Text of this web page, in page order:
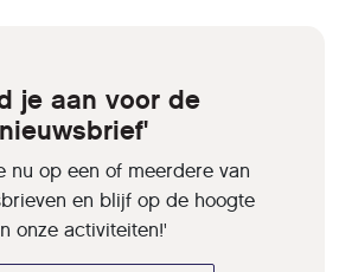
je aan voor de
nieuwsbrief'
nu op een of meerdere van
en blijf op de hoogte
onze activiteiten!'